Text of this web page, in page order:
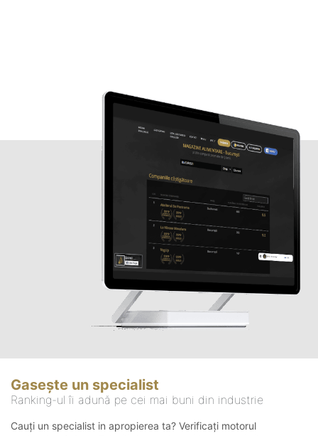
Gasește un specialist
Ranking-ul îi adună pe cei mai buni din industrie
Cauți un specialist in apropierea ta? Verificați motorul